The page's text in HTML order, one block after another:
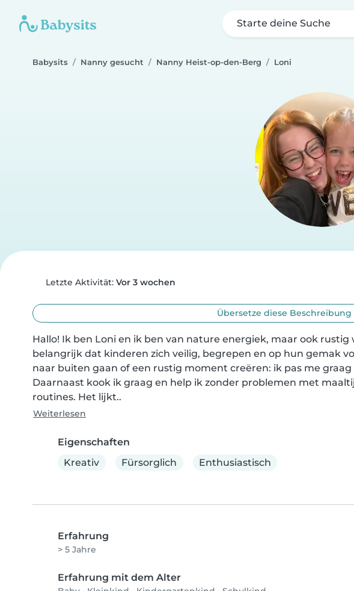
Starte deine Suche
Babysits Nanny gesucht Nanny Heist-op-den-Berg Loni
Letzte Aktivität: Vor 3 wochen
Übersetze diese Beschreibung
Hallo! Ik ben Loni en ik ben van nature energiek, maar ook
belangrijk dat kinderen zich veilig, begrepen en op hun gemak
naar buiten gaan of een rustig moment creëren: ik pas me
Daarnaast kook ik graag en help ik zonder problemen met
routines. Het lijkt..
Weiterlesen
Eigenschaften
Kreativ
Fürsorglich Enthusiastisch
Erfahrung
> 5 Jahre
Erfahrung mit dem Alter